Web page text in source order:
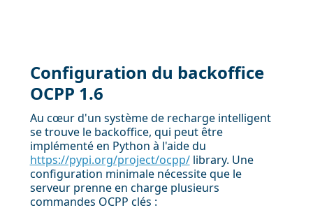
Configuration du backoffice
OCPP 1.6
Au cœur d'un système de recharge intelligent
se trouve le backoffice, qui peut être
implémenté en Python à l'aide du
https://pypi.org/project/ocpp/library. Une
configuration minimale nécessite que le
serveur prenne en charge plusieurs
commandes OCPP clés :